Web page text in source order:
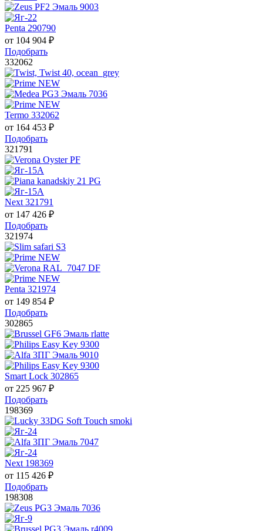
Penta 290790
от 104 904 ₽
Подобрать
332062
Termo 332062
от 164 453 ₽
Подобрать
321791
Next 321791
от 147 426 ₽
Подобрать
321974
Penta 321974
от 149 854 ₽
Подобрать
302865
Smart Lock 302865
от 225 967 ₽
Подобрать
198369
Next 198369
от 115 426 ₽
Подобрать
198308